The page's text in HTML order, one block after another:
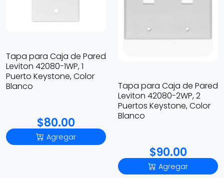
Tapa para Caja de Pared
Leviton 42080-1WP, 1
Puerto Keystone, Color
Blanco
$80.00
Agregar
Tapa para Caja de Pared
Leviton 42080-2WP, 2
Puertos Keystone, Color
Blanco
$90.00
Agregar